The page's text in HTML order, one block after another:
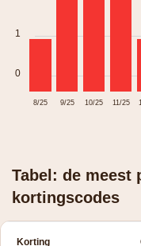
1
0
8/25 9/25 10/25 11/25
Tabel: de meest
kortingscodes
Korting